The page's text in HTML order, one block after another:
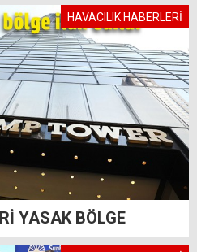
HAVACILIK HABERLERİ
YASAK BÖLGE